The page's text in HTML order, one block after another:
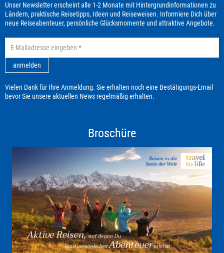
Unser Newsletter erscheint alle 1-2 Monate mit Hintergrundinformationen zu
Ländern, praktische Reisetipps, Ideen und Reiseweisen. Informiere Dich über
neue Reiseabenteuer, persönliche Glücksmomente und attraktive Angebote.
anmelden
Vielen Dank für Ihre Anmeldung. Sie erhalten noch eine Bestätigungs-Email
bevor Sie unsere aktuellen News regelmäßig erhalten.
Broschüre